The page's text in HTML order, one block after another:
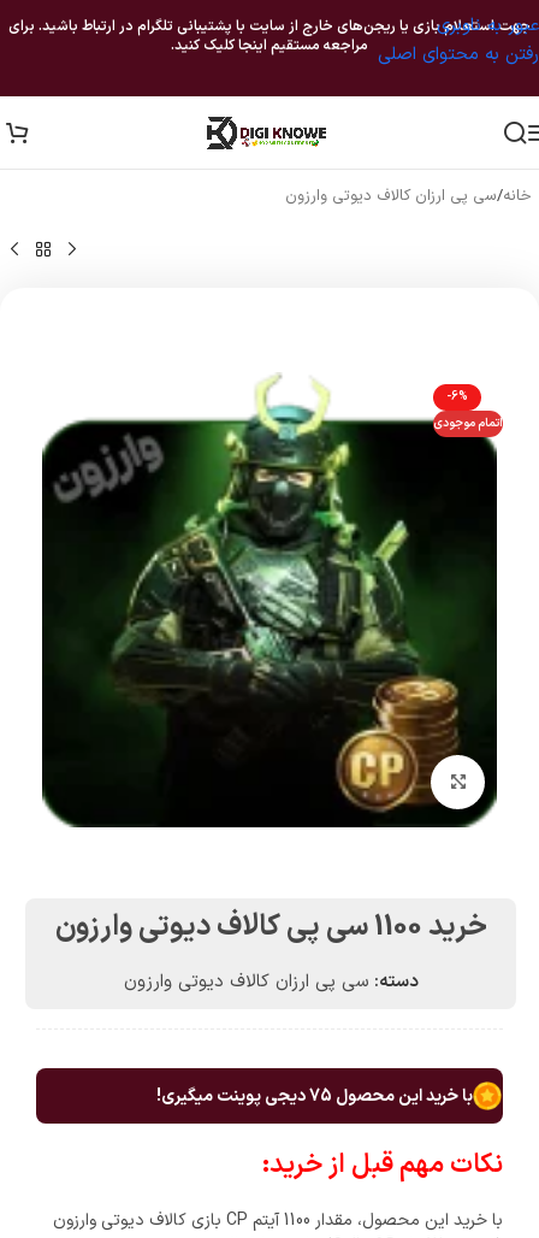
عبور به ناوبری
رفتن به محتوای اصلی
جهت استعلام بازی یا ریجن‌های خارج از سایت با پشتیبانی تلگرام در ارتباط باشید. برای
مراجعه مستقیم اینجا کلیک کنید.
خانه/سی پی ارزان کالاف دیوتی وارزون
-6%
اتمام موجودی
بزرگنمایی تصویر
خرید 1100 سی پی کالاف دیوتی وارزون
دسته: سی پی ارزان کالاف دیوتی وارزون
با خرید این محصول 75دیجی پوینت میگیری!
نکات مهم قبل از خرید:
با خرید این محصول، مقدار 1100 آیتم CP بازی کالاف دیوتی وارزون